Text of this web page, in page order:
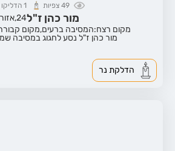
49 צפיות 1
מור כהן ז"ל24,אזור
מקום רצח:המסיבה ברעים,מקום
מור כהן ז"ל נסע לחגוג במסיבה
הדלקת נר